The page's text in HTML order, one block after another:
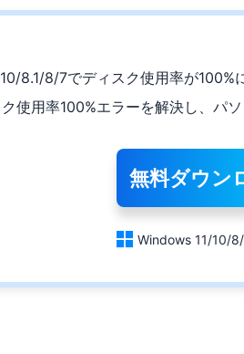
8.1/8/7でディスク使用率が100%
使用率100%エラーを解決し、パ
無料ダウン
 Windows 11/10/